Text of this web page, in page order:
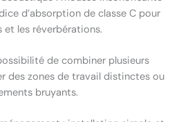
d’absorption de classe C pour
et les réverbérations.
de combiner plusieurs
des zones de travail distinctes ou
bruyants.